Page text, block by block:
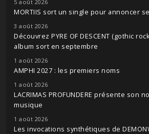
5 août 2026
MORTIIS sort un single pour annoncer
3 août 2026
Découvrez PYRE OF DESCENT (gothic
album sort en septembre
1 août 2026
AMPHI 2027 : les premiers noms
1 août 2026
LACRIMAS PROFUNDERE présente son
musique
1 août 2026
Les invocations synthétiques de